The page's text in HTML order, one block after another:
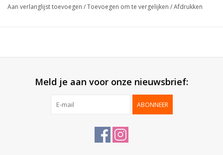
Collectie:
Sokkels
Aan verlanglijst toevoegen /Toevoegen om te vergelijken /Afdrukken
Meld je aan voor onze nieuwsbrief:
ABONNEER